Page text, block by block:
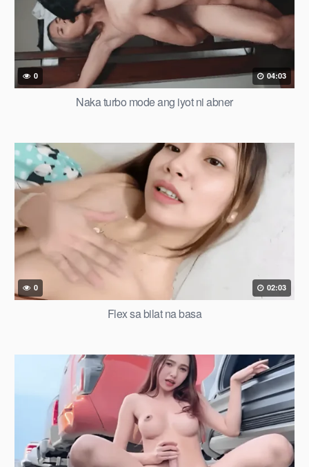
0 04:03
Naka turbo mode ang iyot ni abner
0 02:03
Flex sa bilat na basa